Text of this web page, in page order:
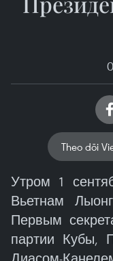
Theo dõi
Утром 1
Вьетнам
Первым
партии Кубы,